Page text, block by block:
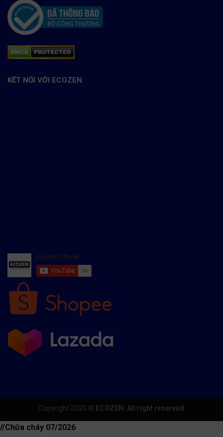
KẾT NỐI VỚI ECOZEN
Copyright 2020 © ECOZEN. All right reserved
//Chữa cháy 07/2026